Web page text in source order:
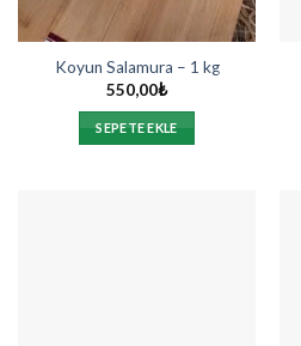
Koyun Salamura – 1 kg
550,00₺
SEPETE EKLE